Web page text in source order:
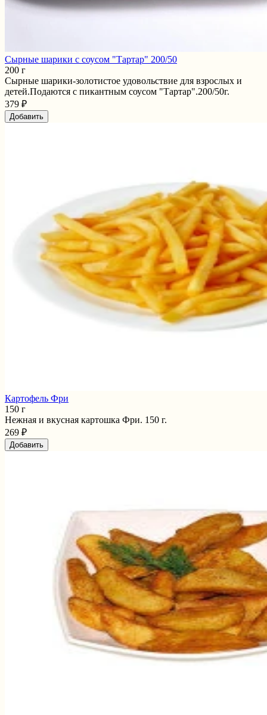
Сырные шарики c соусом "Тартар" 200/50
200 г
Сырные шарики-золотистое удовольствие для взрослых и
детей.Подаются с пикантным соусом "Тартар".200/50г.
379 ₽
Добавить
Картофель Фри
150 г
Нежная и вкусная картошка Фри. 150 г.
269 ₽
Добавить